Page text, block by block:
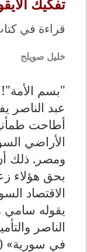
تفكيك
قراءة في
خليل صويلح
"بسم الأمة"!
عبد الناصر
أطاحت
الأراضي
ومصر. ذلك
بحق هؤلاء
الاقتصاد
يقوله سامي
الناصر
في سورية»